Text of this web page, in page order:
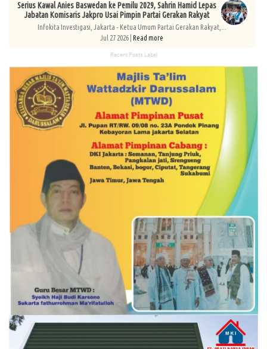
Serius Kawal Anies Baswedan ke Pemilu 2029, Sahrin Hamid Lepas
Jabatan Komisaris Jakpro Usai Pimpin Partai Gerakan Rakyat
Infokita Investigasi, Jakarta - Ketua Umum Partai Gerakan Rakyat,...
Jul 27 2026 | Read more
Recent Posts Label